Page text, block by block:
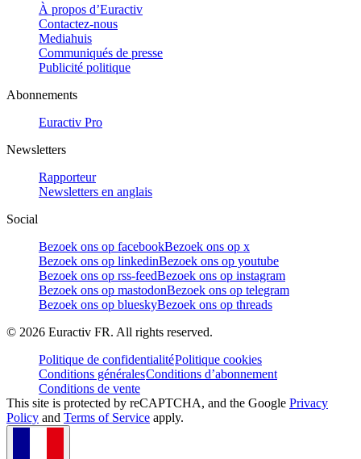
À propos d’Euractiv
Contactez-nous
Mediahuis
Communiqués de presse
Publicité politique
Abonnements
Euractiv Pro
Newsletters
Rapporteur
Newsletters en anglais
Social
Bezoek ons op facebookBezoek ons op x
Bezoek ons op linkedinBezoek ons op youtube
Bezoek ons op rss-feedBezoek ons op instagram
Bezoek ons op mastodonBezoek ons op telegram
Bezoek ons op blueskyBezoek ons op threads
© 2026 Euractiv FR. All rights reserved.
Politique de confidentialitéPolitique cookies
Conditions généralesConditions d’abonnement
Conditions de vente
This site is protected by reCAPTCHA, and the Google Privacy
Policy and Terms of Service apply.